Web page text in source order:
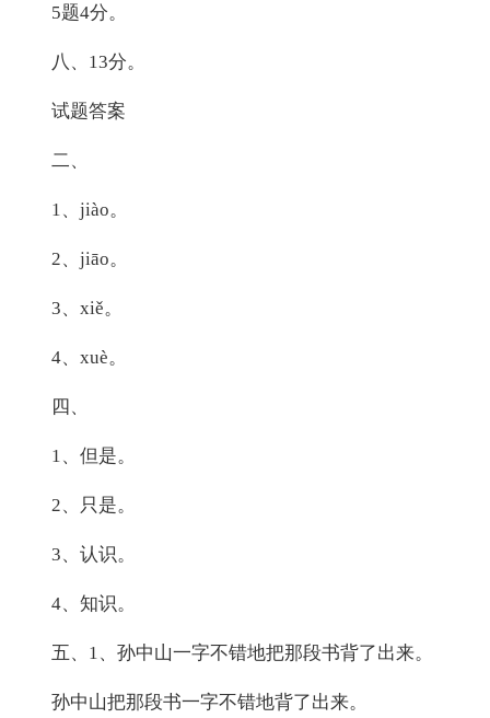
5题4分。
八、13分。
试题答案
二、
1、jiào。
2、jiāo。
3、xiě。
4、xuè。
四、
1、但是。
2、只是。
3、认识。
4、知识。
五、1、孙中山一字不错地把那段书背了出来。
孙中山把那段书一字不错地背了出来。